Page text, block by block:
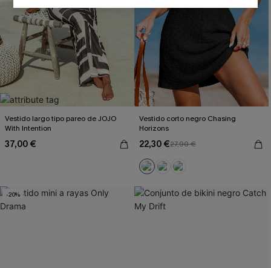
Vestido largo tipo pareo de JOJO
With Intention
37,00 €
Vestido corto negro Chasing
Horizons
22,30 €27,90 €
-20%
SUSCRIBIRSE
Al proporcionar su información de contacto y enviar este formulario,
usted acepta nuestrosTérminos y condiciones Política de
privacidad, y además acepta recibir correos electrónicos
promocionales y personalizados automáticos de Cupshe en
cualquier momento del día. No se requiere consentimiento para
realizar ninguna compra. Podemos utilizar la información que nos
facilite para recomendarle productos y ofertas adaptados a su perfil.